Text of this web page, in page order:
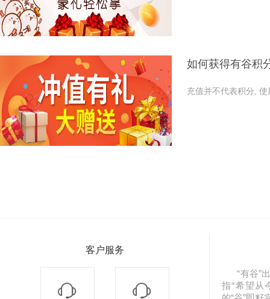
如何获得有谷积
充值并不代表积分,
客户服务
“有谷”出
指“希望从